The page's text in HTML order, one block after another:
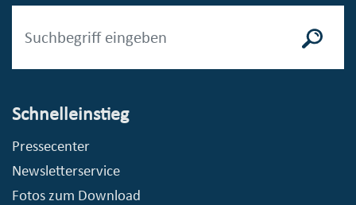
Schnelleinstieg
Pressecenter
Newsletterservice
Fotos zum Download